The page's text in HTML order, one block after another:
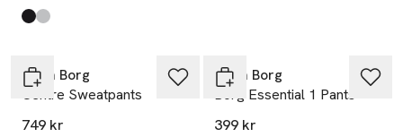
Produkten finns i färgerna:
Black Beauty
Light Grey Melange
Björn Borg
Centre Sweatpants
749 kr
Björn Borg
Borg Essential 1 Pants
399 kr